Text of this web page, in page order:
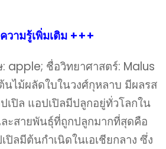
วามรู้เพิ่มเติม +++
apple; ชื่อวิทยาศาสตร์: Malus
ไม้ผลัดใบในวงศ์กุหลาบ มีผลรส
เปิล แอปเปิลมีปลูกอยู่ทั่วโลกใน
ะสายพันธุ์ที่ถูกปลูกมากที่สุดคือ
ลมีต้นกำเนิดในเอเชียกลาง ซึ่ง